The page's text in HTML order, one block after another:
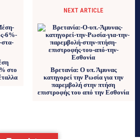
στο
NEXT ARTICLE
Βρετανία: Ο υπ. Άμυνας
κατηγορεί την Ρωσία για την
παρεμβολή στην πτήση
επιστροφής του από την Εσθονία